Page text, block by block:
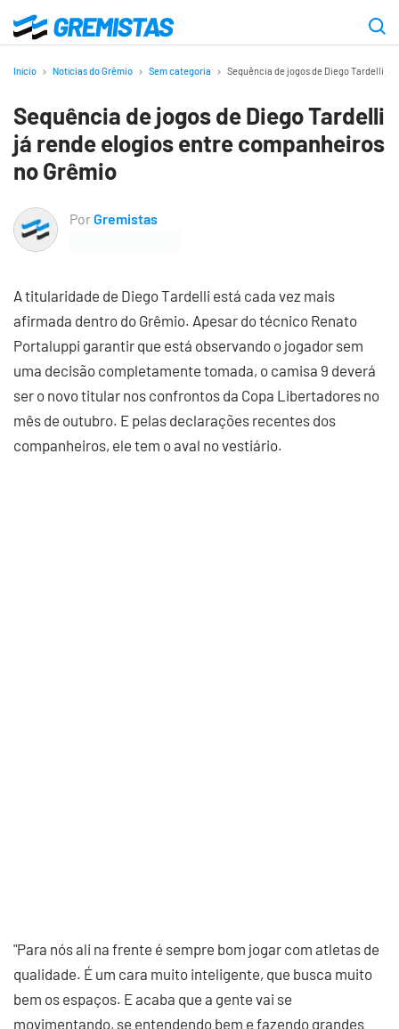
para
principal
Gremistas
Início Notícias do Grêmio Sem categoria Sequência de jogos de Diego Tardelli
Sequência de jogos de Diego Tardelli
já rende elogios entre companheiros
no Grêmio
PorGremistas
A titularidade de Diego Tardelli está cada vez mais
afirmada dentro do Grêmio. Apesar do técnico Renato
Portaluppi garantir que está observando o jogador sem
uma decisão completamente tomada, o camisa 9 deverá
ser o novo titular nos confrontos da Copa Libertadores no
mês de outubro. E pelas declarações recentes dos
companheiros, ele tem o aval no vestiário.
"Para nós ali na frente é sempre bom jogar com atletas de
qualidade. É um cara muito inteligente, que busca muito
bem os espaços. E acaba que a gente vai se
movimentando, se entendendo bem e fazendo grandes